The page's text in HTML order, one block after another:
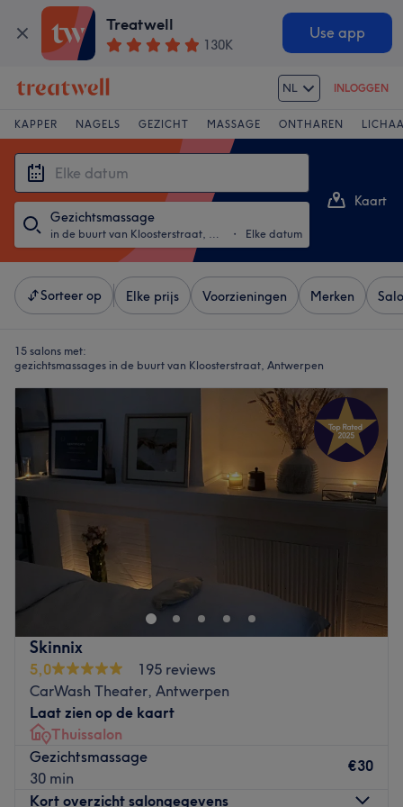
Treatwell
130K
Use app
NL INLOGGEN
KAPPER NAGELS GEZICHT MASSAGE ONTHAREN
Gezichtsmassage
in de buurt van Kloosterstraat, Antwerpen ・ Elke datum
Kaart
Sorteer op Elke prijs Voorzieningen Merken
15 salons met:
gezichtsmassages in de buurt van Kloosterstraat, Antwerpen
Skinnix
5,0
195 reviews
CarWash Theater, Antwerpen
Laat zien op de kaart
Thuissalon
Gezichtsmassage
30 min
€30
Kort overzicht salongegevens